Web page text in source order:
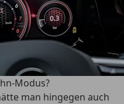
Modus?
man hingegen auch